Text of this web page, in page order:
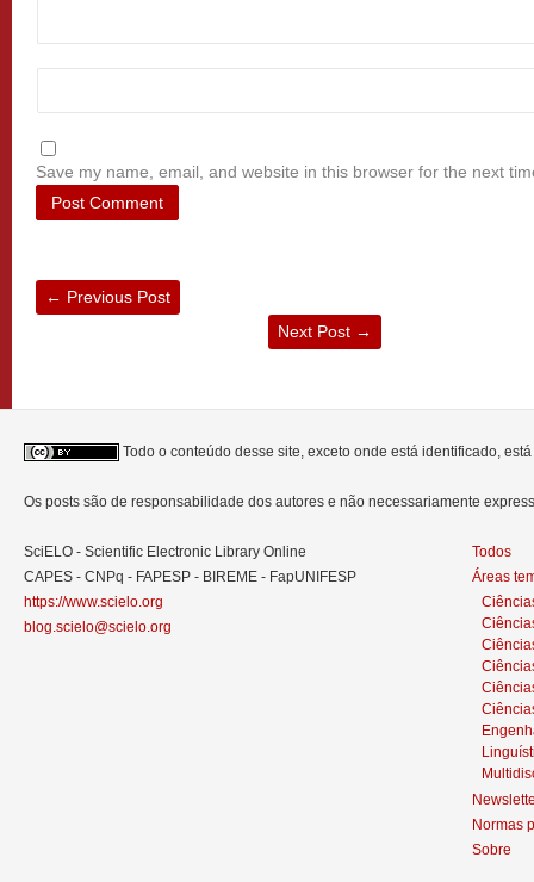
Save my name, email, and website in this browser for the next
← Previous Post
Next Post →
Todo o conteúdo desse site, exceto onde está identificado,
Os posts são de responsabilidade dos autores e não necessariamente
SciELO - Scientific Electronic Library Online
CAPES - CNPq - FAPESP - BIREME - FapUNIFESP
https://www.scielo.org
blog.scielo@scielo.org
Todos
Áreas
Normas
Sobre